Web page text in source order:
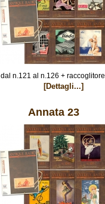
dal n.121 al n.126 + raccoglitore
[Dettagli...]
Annata 23